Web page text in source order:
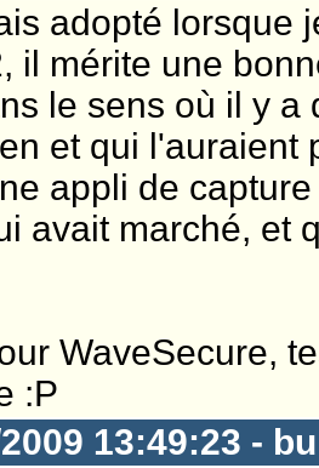
adopté lorsque
il mérite une
le sens où il y
et qui l'auraient
appli de
avait marché, et
WaveSecure,
:P
13:49:23 -